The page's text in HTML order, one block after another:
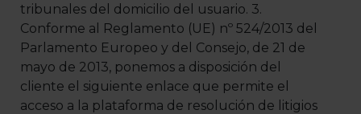
tribunales del domicilio del usuario. 3.
Conforme al Reglamento (UE) nº 524/2013 del
Parlamento Europeo y del Consejo, de 21 de
mayo de 2013, ponemos a disposición del
cliente el siguiente enlace que permite el
acceso a la plataforma de resolución de litigios